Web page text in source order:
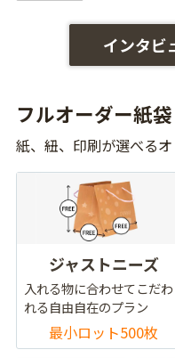
インタビ
フルオーダー紙袋
紙、紐、印刷が選べる
ジャストニーズ
入れる物に合わせてこだわ
れる自由自在のプラン
最小ロット500枚